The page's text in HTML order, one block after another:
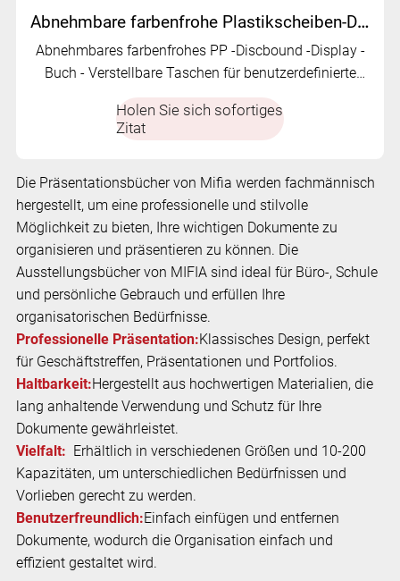
Abnehmbare farbenfrohe Plastikscheiben-Displaybuch | MFO-1046
Abnehmbares farbenfrohes PP -Discbound -Display -
Buch - Verstellbare Taschen für benutzerdefinierte
Holen Sie sich sofortiges
Zitat
Die Präsentationsbücher von Mifia werden fachmännisch
hergestellt, um eine professionelle und stilvolle
Möglichkeit zu bieten, Ihre wichtigen Dokumente zu
organisieren und präsentieren zu können. Die
Ausstellungsbücher von MIFIA sind ideal für Büro-, Schule
und persönliche Gebrauch und erfüllen Ihre
organisatorischen Bedürfnisse.
Professionelle Präsentation:Klassisches Design, perfekt
für Geschäftstreffen, Präsentationen und Portfolios.
Haltbarkeit:Hergestellt aus hochwertigen Materialien, die
lang anhaltende Verwendung und Schutz für Ihre
Dokumente gewährleistet.
Vielfalt: Erhältlich in verschiedenen Größen und 10-200
Kapazitäten, um unterschiedlichen Bedürfnissen und
Vorlieben gerecht zu werden.
Benutzerfreundlich:Einfach einfügen und entfernen
Dokumente, wodurch die Organisation einfach und
effizient gestaltet wird.